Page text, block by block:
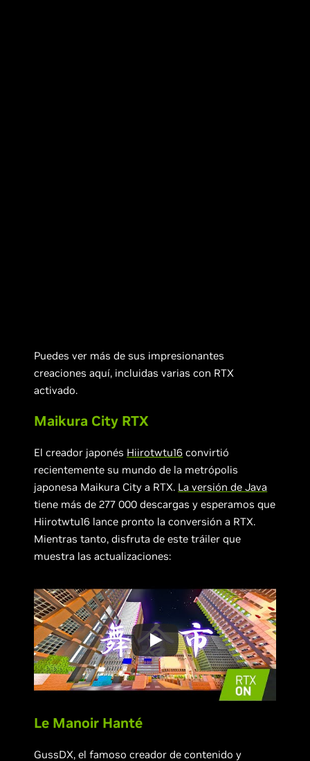
Puedes ver más de sus impresionantes
creaciones aquí, incluidas varias con RTX
activado.
Maikura City RTX
El creador japonés Hiirotwtu16 convirtió
recientemente su mundo de la metrópolis
japonesa Maikura City a RTX. La versión de Java
tiene más de 277 000 descargas y esperamos que
Hiirotwtu16 lance pronto la conversión a RTX.
Mientras tanto, disfruta de este tráiler que
muestra las actualizaciones:
Le Manoir Hanté
GussDX, el famoso creador de contenido y